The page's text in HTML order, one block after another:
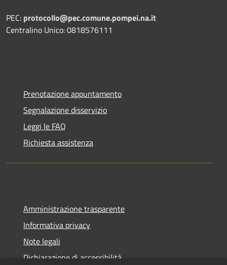
PEC: protocollo@pec.comune.pompei.na.it
Centralino Unico: 0818576111
Prenotazione appuntamento
Segnalazione disservizio
Leggi le FAQ
Richiesta assistenza
Amministrazione trasparente
Informativa privacy
Note legali
Dichiarazione di accessibilità